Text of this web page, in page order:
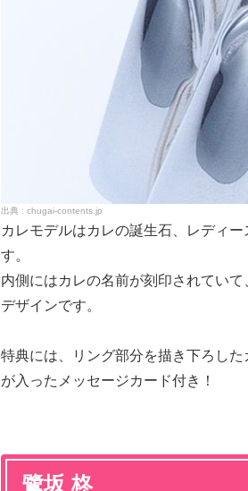
chugai-contents.jp
カレモデルはカレの誕生石、レディ
す。
内側にはカレの名前が刻印されてい
デザインです。
特典には、リング部分を描き下ろし
が入ったメッセージカード付き！
鷺坂 柊